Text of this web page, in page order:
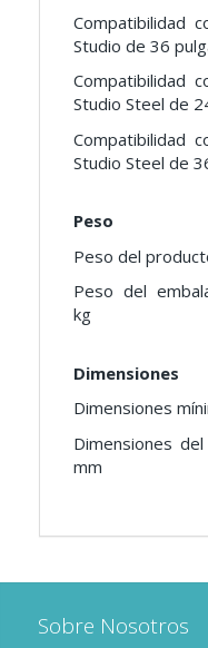
Compatibilidad
Studio de 36
Compatibilidad
Studio Steel de
Compatibilidad
Studio Steel de
Peso
Peso del
Peso del
kg
Dimensiones
Dimensiones
Dimensiones
mm
Sobre Nosotros